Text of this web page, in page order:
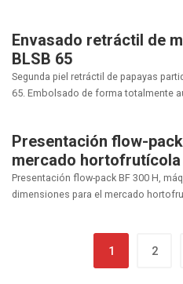
Envasado retráctil de
BLSB 65
Segunda piel retráctil de papayas
65. Embolsado de forma totalmente
Presentación flow-
mercado hortofrutícola
Presentación flow-pack BF 300 H,
dimensiones para el mercado
1 2